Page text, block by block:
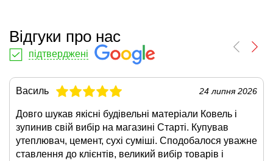
Відгуки про нас
підтверджені
Василь 24 липня 2026
Довго шукав якісні будівельні матеріали Ковель і
зупинив свій вибір на магазині Старті. Купував
утеплювач, цемент, сухі суміші. Сподобалося уважне
ставлення до клієнтів, великий вибір товарів і